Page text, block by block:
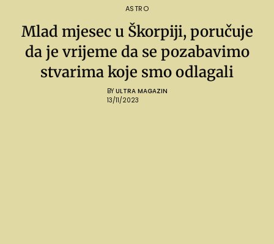
ASTRO
Mlad mjesec u Škorpiji, poručuje
da je vrijeme da se pozabavimo
stvarima koje smo odlagali
BY ULTRA MAGAZIN
13/11/2023